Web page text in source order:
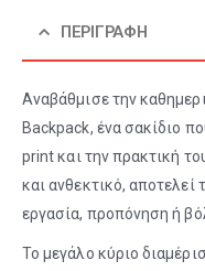
ΠΕΡΙΓΡΑΦΉ
Αναβάθμισε την
Backpack, ένα σακίδιο
print και την πρακτική
και ανθεκτικό, αποτελεί
εργασία, προπόνηση ή
Το μεγάλο κύριο